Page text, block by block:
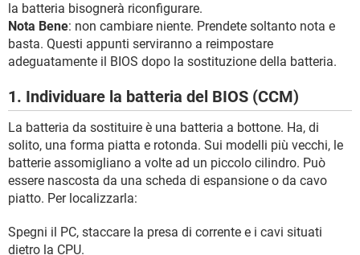
la batteria bisognerà riconfigurare.
Nota Bene: non cambiare niente. Prendete soltanto nota e
basta. Questi appunti serviranno a reimpostare
adeguatamente il BIOS dopo la sostituzione della batteria.
1. Individuare la batteria del BIOS (CCM)
La batteria da sostituire è una batteria a bottone. Ha, di
solito, una forma piatta e rotonda. Sui modelli più vecchi, le
batterie assomigliano a volte ad un piccolo cilindro. Può
essere nascosta da una scheda di espansione o da cavo
piatto. Per localizzarla:
Spegni il PC, staccare la presa di corrente e i cavi situati
dietro la CPU.